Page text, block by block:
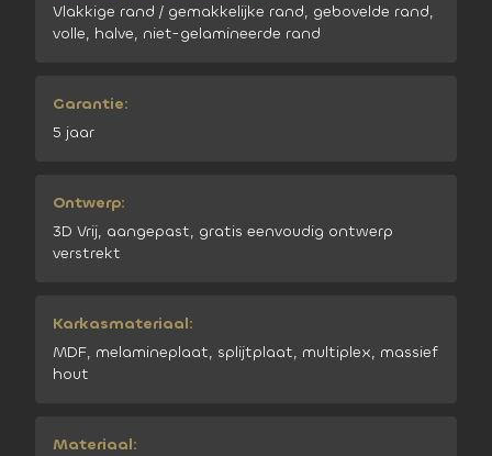
Vlakkige rand / gemakkelijke rand, gebovelde rand,
volle, halve, niet-gelamineerde rand
Garantie:
5 jaar
Ontwerp:
3D Vrij, aangepast, gratis eenvoudig ontwerp
verstrekt
Karkasmateriaal:
MDF, melamineplaat, splijtplaat, multiplex, massief
hout
Materiaal: